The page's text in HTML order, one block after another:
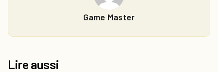
Game Master
Lire aussi